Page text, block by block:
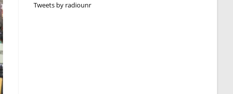
Tweets by radiounr